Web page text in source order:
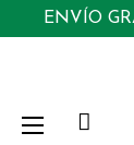
ENVÍO
Navegación
☰